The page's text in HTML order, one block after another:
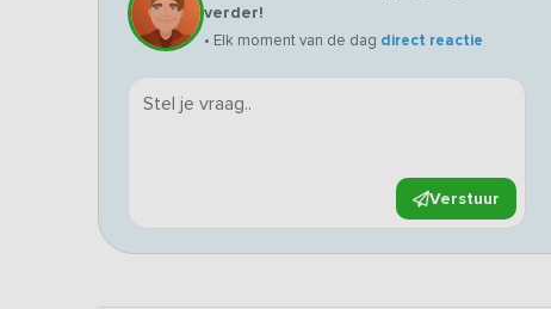
verder!
• Elk moment van de dag direct reactie
Verstuur